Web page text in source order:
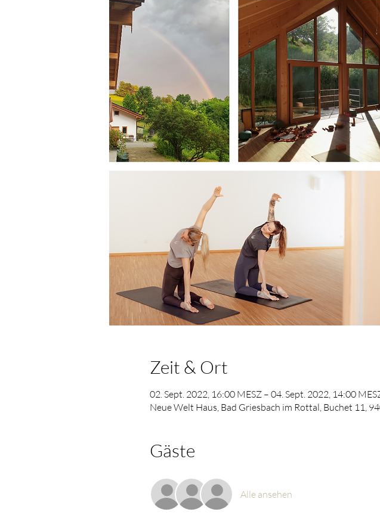
Zeit & Ort
02. Sept. 2022, 16:00 MESZ – 04. Sept. 2022, 14:00
Neue Welt Haus, Bad Griesbach im Rottal, Buchet 11,
Gäste
Alle ansehen